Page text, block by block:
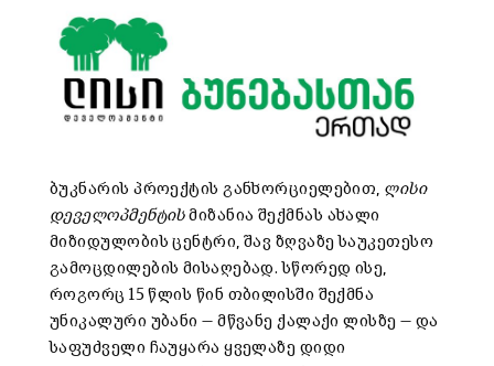
ბუკნარის პროექტის განხორციელებით, ლისი
დეველოპმენტისმიზანია შექმნას ახალი
მიზიდულობის ცენტრი, შავ ზღვაზე საუკეთესო
გამოცდილების მისაღებად. სწორედ ისე,
როგორც 15 წლის წინ თბილისში შექმნა
უნიკალური უბანი — მწვანე ქალაქი ლისზე — და
საფუძველი ჩაუყარა ყველაზე დიდი